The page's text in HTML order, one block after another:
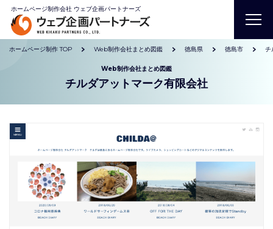
ホームページ制作会社 ウェブ企画パートナーズ
ホームページ制作 TOP Web制作会社まとめ図鑑 徳島県 徳島市 チ
Web制作会社まとめ図鑑
チルダアットマーク有限会社